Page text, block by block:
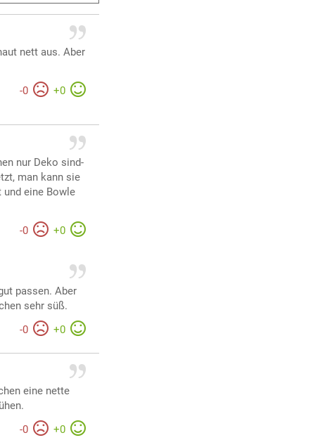
nett aus. Aber
-0 +0
nur Deko sind-
man kann sie
eine Bowle
-0 +0
passen. Aber
sehr süß.
-0 +0
eine nette
-0 +0